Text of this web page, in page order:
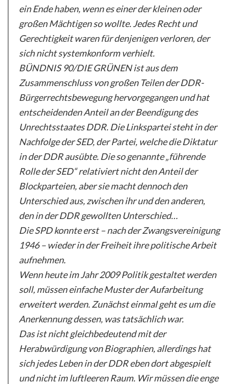
ein Ende haben, wenn es einer der kleinen oder
großen Mächtigen so wollte. Jedes Recht und
Gerechtigkeit waren für denjenigen verloren, der
sich nicht systemkonform verhielt.
BÜNDNIS 90/DIE GRÜNEN ist aus dem
Zusammenschluss von großen Teilen der DDR-
Bürgerrechtsbewegung hervorgegangen und hat
entscheidenden Anteil an der Beendigung des
Unrechtsstaates DDR. Die Linkspartei steht in der
Nachfolge der SED, der Partei, welche die Diktatur
in der DDR ausübte. Die so genannte „führende
Rolle der SED“ relativiert nicht den Anteil der
Blockparteien, aber sie macht dennoch den
Unterschied aus, zwischen ihr und den anderen,
den in der DDR gewollten Unterschied…
Die SPD konnte erst – nach der Zwangsvereinigung
1946 – wieder in der Freiheit ihre politische Arbeit
aufnehmen.
Wenn heute im Jahr 2009 Politik gestaltet werden
soll, müssen einfache Muster der Aufarbeitung
erweitert werden. Zunächst einmal geht es um die
Anerkennung dessen, was tatsächlich war.
Das ist nicht gleichbedeutend mit der
Herabwürdigung von Biographien, allerdings hat
sich jedes Leben in der DDR eben dort abgespielt
und nicht im luftleeren Raum. Wir müssen die enge